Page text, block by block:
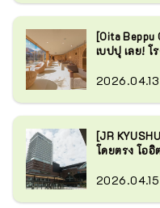
[Oita Beppu
เบปปุ เลย! โ
2026.04.13
[JR
โดยตรง โออิ
2026.04.15